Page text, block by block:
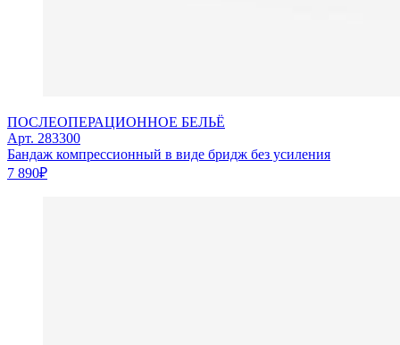
ПОСЛЕОПЕРАЦИОННОЕ БЕЛЬЁ
Арт. 283300
Бандаж компрессионный в виде бридж без усиления
7 890₽